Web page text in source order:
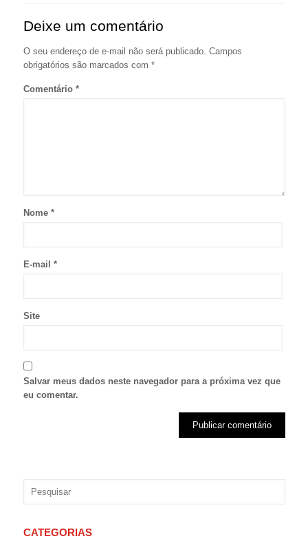
Deixe um comentário
O seu endereço de e-mail não será publicado. Campos
obrigatórios são marcados com *
Comentário *
Nome *
E-mail *
Site
Salvar meus dados neste navegador para a próxima vez que
eu comentar.
CATEGORIAS